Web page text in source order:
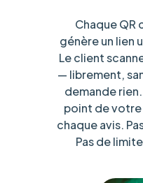
Chaque QR
génère un lien
Le client
— librement,
demande
point de
chaque avis.
Pas de